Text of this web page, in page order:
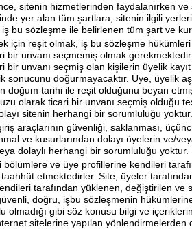
sitenin hizmetlerinden faydalanırken
yer alan tüm şartlara, sitenin ilgili
bu sözleşme ile belirlenen tüm şart ve
için reşit olmak, iş bu sözleşme
bir unvanı seçmemiş olmak
bir unvanı seçmiş olan kişilerin üyelik
sonucunu doğurmayacaktır. Üye, üyelik
doğum tarihi ile reşit olduğunu beyan
olarak ticari bir unvanı seçmiş olduğu
sitenin herhangi bir sorumluluğu yoktur.
araçlarının güvenliği, saklanması,
ve kusurlarından dolayı üyelerin ve/
dolaylı herhangi bir sorumluluğu yoktur.
bölümlere ve üye profillerine kendileri
etmektedirler. Site, üyeler
tarafından yüklenen, değiştirilen
doğru, işbu sözleşmenin
olmadığı gibi söz konusu bilgi ve
sitelerine yapılan